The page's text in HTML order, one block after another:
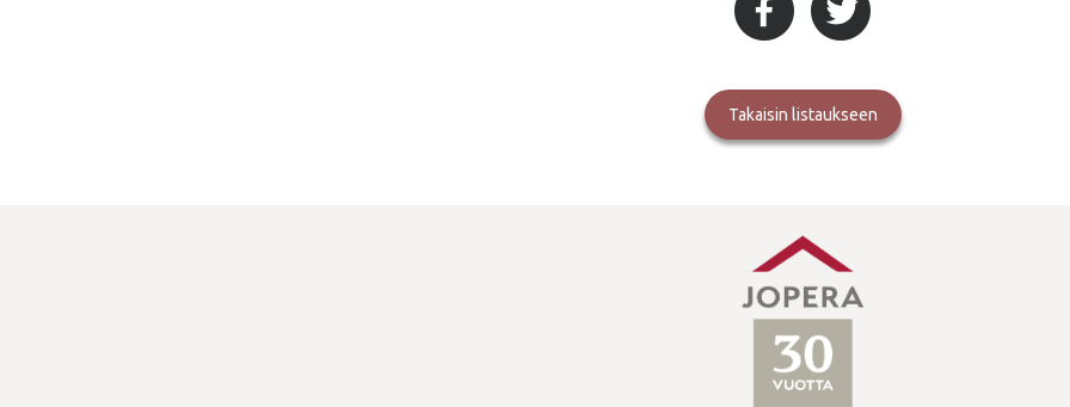
takaisin listaukseen